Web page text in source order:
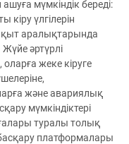
мүмкіндік береді:
кіру үлгілерін
аралықтарында
әртүрлі
жеке кіруге
және авариялық
мүмкіндіктері
туралы толық
платформалары